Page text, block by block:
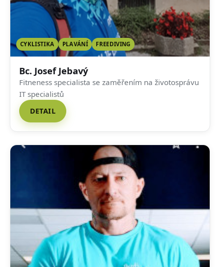
CYKLISTIKA PLAVÁNÍ FREEDIVING
Bc. Josef Jebavý
Fitneness specialista se zaměřením na životosprávu
IT specialistů
DETAIL